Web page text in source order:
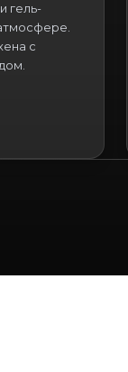
гель-
с